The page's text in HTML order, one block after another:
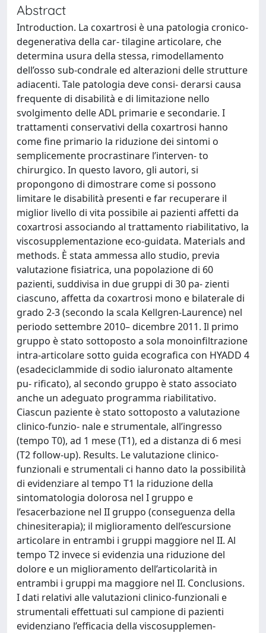
Abstract
Introduction. La coxartrosi è una patologia cronico-
degenerativa della car- tilagine articolare, che
determina usura della stessa, rimodellamento
dell’osso sub-condrale ed alterazioni delle strutture
adiacenti. Tale patologia deve consi- derarsi causa
frequente di disabilità e di limitazione nello
svolgimento delle ADL primarie e secondarie. I
trattamenti conservativi della coxartrosi hanno
come fine primario la riduzione dei sintomi o
semplicemente procrastinare l’interven- to
chirurgico. In questo lavoro, gli autori, si
propongono di dimostrare come si possono
limitare le disabilità presenti e far recuperare il
miglior livello di vita possibile ai pazienti affetti da
coxartrosi associando al trattamento riabilitativo, la
viscosupplementazione eco-guidata. Materials and
methods. È stata ammessa allo studio, previa
valutazione fisiatrica, una popolazione di 60
pazienti, suddivisa in due gruppi di 30 pa- zienti
ciascuno, affetta da coxartrosi mono e bilaterale di
grado 2-3 (secondo la scala Kellgren-Laurence) nel
periodo settembre 2010– dicembre 2011. Il primo
gruppo è stato sottoposto a sola monoinfiltrazione
intra-articolare sotto guida ecografica con HYADD 4
(esadeciclammide di sodio ialuronato altamente
pu- rificato), al secondo gruppo è stato associato
anche un adeguato programma riabilitativo.
Ciascun paziente è stato sottoposto a valutazione
clinico-funzio- nale e strumentale, all’ingresso
(tempo T0), ad 1 mese (T1), ed a distanza di 6 mesi
(T2 follow-up). Results. Le valutazione clinico-
funzionali e strumentali ci hanno dato la possibilità
di evidenziare al tempo T1 la riduzione della
sintomatologia dolorosa nel I gruppo e
l’esacerbazione nel II gruppo (conseguenza della
chinesiterapia); il miglioramento dell’escursione
articolare in entrambi i gruppi maggiore nel II. Al
tempo T2 invece si evidenzia una riduzione del
dolore e un miglioramento dell’articolarità in
entrambi i gruppi ma maggiore nel II. Conclusions.
I dati relativi alle valutazioni clinico-funzionali e
strumentali effettuati sul campione di pazienti
evidenziano l’efficacia della viscosupplemen-